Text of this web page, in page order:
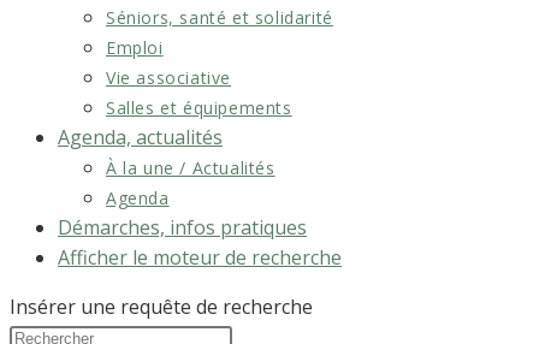
Séniors, santé et solidarité
Emploi
Vie associative
Salles et équipements
Agenda, actualités
À la une / Actualités
Agenda
Démarches, infos pratiques
Afficher le moteur de recherche
Insérer une requête de recherche